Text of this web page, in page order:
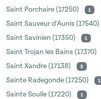
Saint Porchaire (17250) 1
Saint Sauveur d'Aunis (17540)
Saint Savinien (17350) 1
Saint Trojan les Bains (17370)
Saint Xandre (17138) 2
Sainte Radegonde (17250) 1
Sainte Soulle (17220) 1